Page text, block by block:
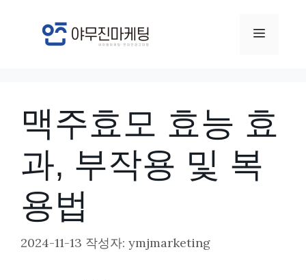
메
맥주효모 효능 효
과, 부작용 및 복
용법
2024-11-13 작성자: ymjmarketing